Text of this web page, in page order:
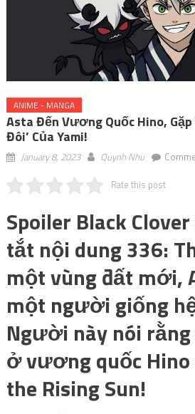
ANIME - MANGA
Asta Đến Vương Quốc Hino,
Đôi’ Của Yami!
January 8, 2023 Quynh Nhu
Rate this post
Spoiler Black
tắt nội dung 336:
một vùng đất mới,
một người giống
Người này nói
ở vương quốc Hino
the Rising Sun!